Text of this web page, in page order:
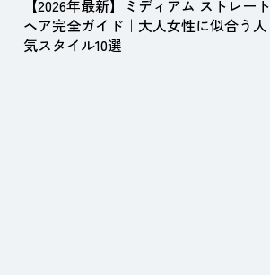
【2026年最新】ミディアム ストレート
ヘア完全ガイド｜大人女性に似合う人
気スタイル10選